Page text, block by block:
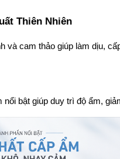
Thiên Nhiên
và cam thảo giúp làm dịu,
bật giúp duy trì độ ẩm,